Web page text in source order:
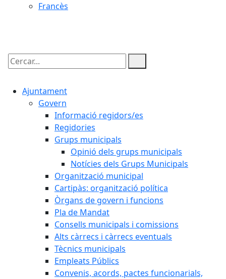
Francès
Cercar:
Ajuntament
Govern
Informació regidors/es
Regidories
Grups municipals
Opinió dels grups municipals
Notícies dels Grups Municipals
Organització municipal
Cartipàs: organització política
Òrgans de govern i funcions
Pla de Mandat
Consells municipals i comissions
Alts càrrecs i càrrecs eventuals
Tècnics municipals
Empleats Públics
Convenis, acords, pactes funcionarials,